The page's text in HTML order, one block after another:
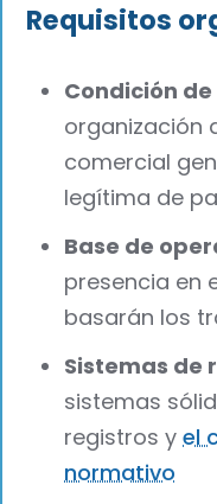
Requisitos
Condición
organización
comercial
legítima de
Base de
presencia en
basarán los
Sistemas de
sistemas
registros yel
normativo